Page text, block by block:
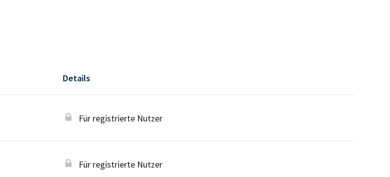
Details
Für registrierte Nutzer
Für registrierte Nutzer